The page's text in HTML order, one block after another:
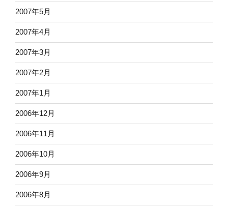
2007年5月
2007年4月
2007年3月
2007年2月
2007年1月
2006年12月
2006年11月
2006年10月
2006年9月
2006年8月